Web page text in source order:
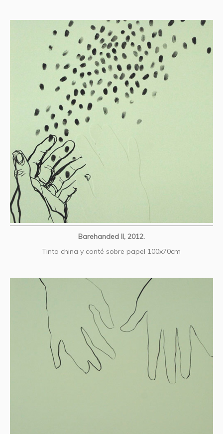
Barehanded II, 2012.
Tinta china y conté sobre papel 100x70cm